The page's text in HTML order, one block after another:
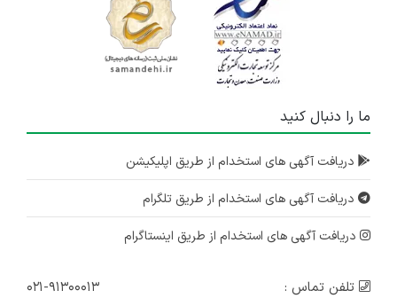
ما را دنبال کنید
دریافت آگهی های استخدام از طریق اپلیکیشن
دریافت آگهی های استخدام از طریق تلگرام
دریافت آگهی های استخدام از طریق اینستاگرام
تلفن تماس :
۰۲۱-۹۱۳۰۰۰۱۳